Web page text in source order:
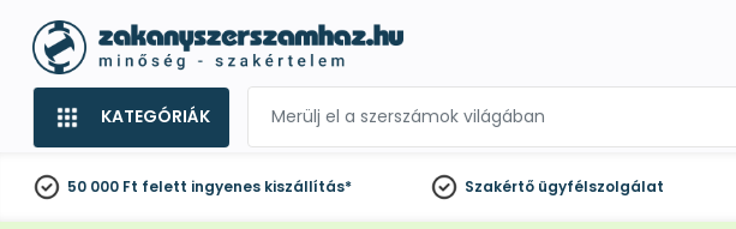
KATEGÓRIÁK
50 000 Ft felett ingyenes kiszállítás* Szakértő ügyfélszolgálat